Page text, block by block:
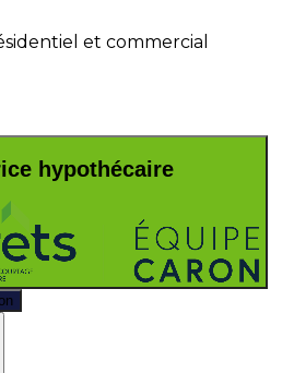
et commercial
hypothécaire